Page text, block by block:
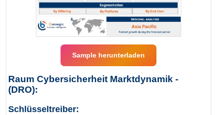
Sample herunterladen
Raum Cybersicherheit Marktdynamik -
(DRO):
Schlüsseltreiber: